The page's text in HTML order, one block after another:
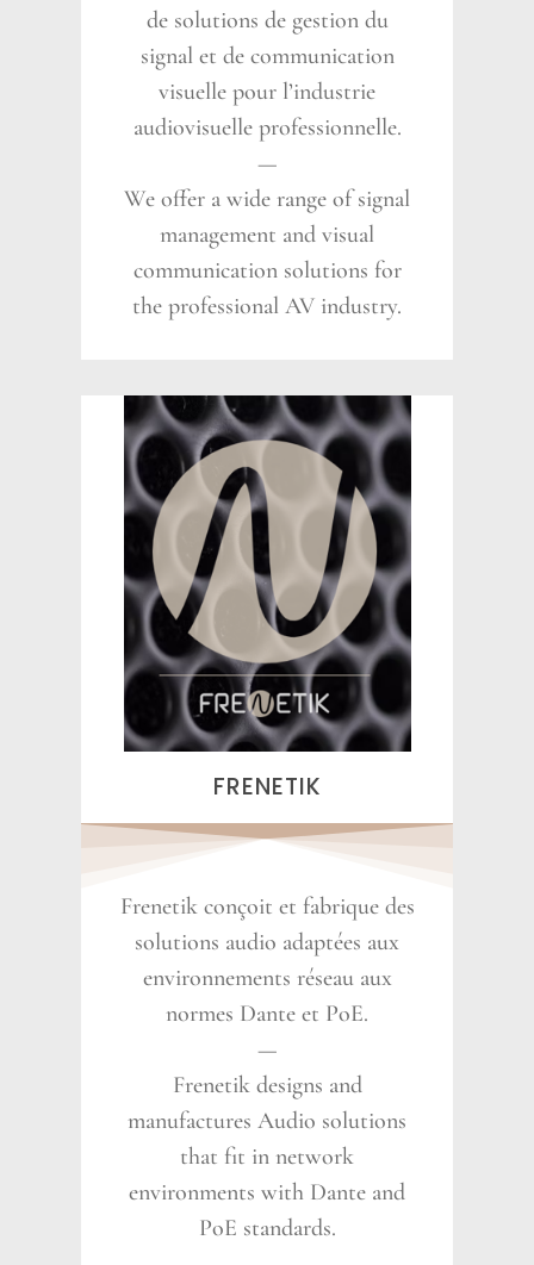
de solutions de gestion du
signal et de communication
visuelle pour l’industrie
audiovisuelle professionnelle.
—
We offer a wide range of signal
management and visual
communication solutions for
the professional AV industry.
FRENETIK
Frenetik conçoit et fabrique des
solutions audio adaptées aux
environnements réseau aux
normes Dante et PoE.
—
Frenetik designs and
manufactures Audio solutions
that fit in network
environments with Dante and
PoE standards.